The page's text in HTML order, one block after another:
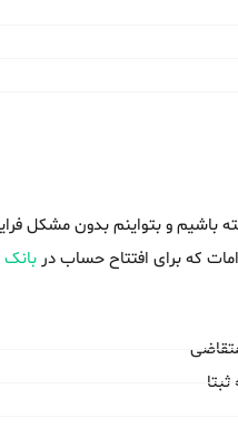
باشیم و بتواینم بدون مشکل
که برای افتتاح حساب دربانک